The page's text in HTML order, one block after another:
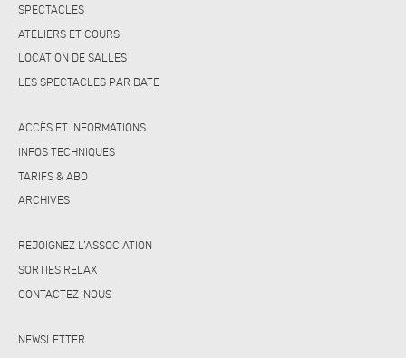
SPECTACLES
ATELIERS ET COURS
LOCATION DE SALLES
LES SPECTACLES PAR DATE
ACCÈS ET INFORMATIONS
INFOS TECHNIQUES
TARIFS & ABO
ARCHIVES
REJOIGNEZ L’ASSOCIATION
SORTIES RELAX
CONTACTEZ-NOUS
NEWSLETTER